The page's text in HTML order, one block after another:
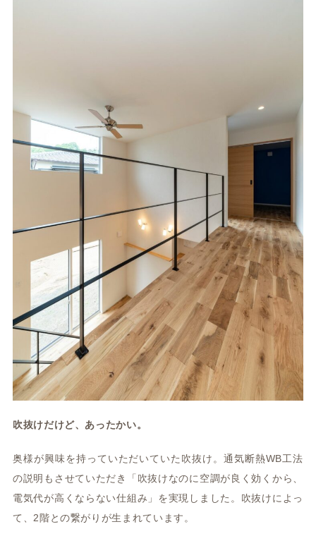
吹抜けだけど、あったかい。
奥様が興味を持っていただいていた吹抜け。通気断熱WB工法
の説明もさせていただき「吹抜けなのに空調が良く効くから、
電気代が高くならない仕組み」を実現しました。吹抜けによっ
て、2階との繋がりが生まれています。